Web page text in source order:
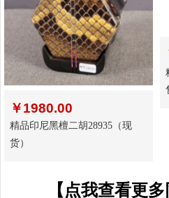
￥1980.00
精品印尼黑檀二胡28935（现
货）
【点我查看更